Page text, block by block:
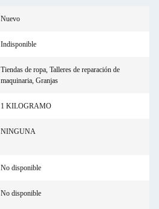
Nuevo
Indisponible
Tiendas de ropa, Talleres de reparación de
maquinaria, Granjas
1 KILOGRAMO
NINGUNA
No disponible
No disponible